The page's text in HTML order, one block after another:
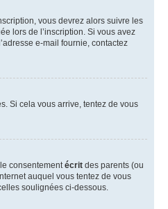
vous devrez alors suivre les
lors de l’inscription. Si vous avez
e-mail fournie, contactez
Si cela vous arrive, tentez de vous
consentement écrit des parents (ou
auquel vous tentez de vous
soulignées ci-dessous.